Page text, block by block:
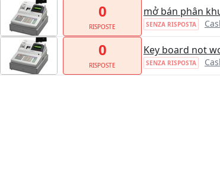
0
RISPOSTE
mở bán phân
SENZA RISPOSTA
0
RISPOSTE
Key board not
SENZA RISPOSTA